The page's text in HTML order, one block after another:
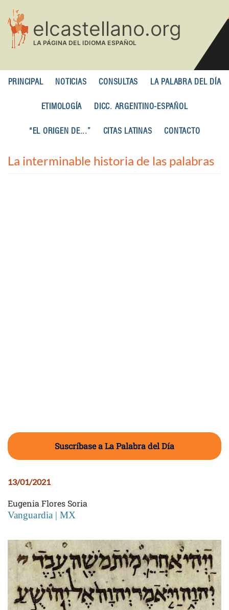
contenido
principal
PRINCIPAL NOTICIAS CONSULTAS LA PALABRA DEL DÍA
ETIMOLOGÍA DICC. ARGENTINO-ESPAÑOL
“EL ORIGEN DE...” CITAS LATINAS CONTACTO
La interminable historia de las palabras
Suscríbase a La Palabra del Día
13/01/2021
Eugenia Flores Soria
Vanguardia | MX